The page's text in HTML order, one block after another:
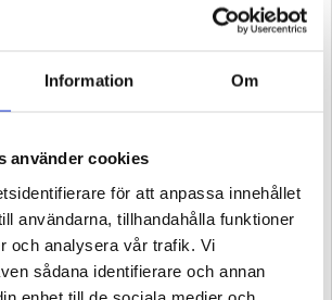
Information Om
använder cookies
för att anpassa innehållet
användarna, tillhandahålla funktioner
och analysera vår trafik. Vi
sådana identifierare och annan
enhet till de sociala medier och
slagtåligt och i en storlek som gör att det ryms i
medpassagerarna.
efter matchen.
för en handsfree nedvarvning.
lägga till fläktljud i mikrofonen.
är ett smart köp
lång batteritid och USB-C-
- vilket eliminerar slöseri med engångsbatterier och
luftkonditioneringsenheter. Den digitala
om återstående drifttid, vilket gör den till en
viktgränser i flygkabiner och miljömedvetna